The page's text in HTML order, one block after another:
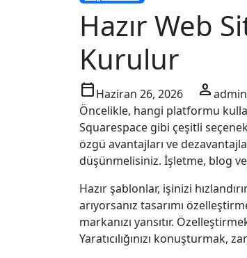
Hazır Web
Kurulur
calendar_todayHaziran 26, 2026 personadmin
Öncelikle, hangi platformu
Squarespace gibi çeşitli
özgü avantajları ve
düşünmelisiniz. İşletme, blog
Hazır şablonlar, işinizi
arıyorsanız tasarımı
markanızı yansıtır.
Yaratıcılığınızı konuşturmak,